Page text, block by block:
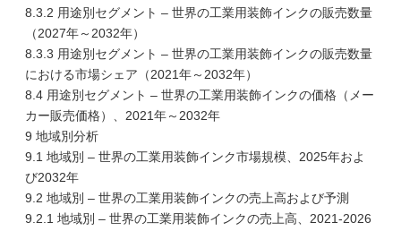
8.3.2 用途別セグメント – 世界の工業用装飾インクの販売数量
（2027年～2032年）
8.3.3 用途別セグメント – 世界の工業用装飾インクの販売数量
における市場シェア（2021年～2032年）
8.4 用途別セグメント – 世界の工業用装飾インクの価格（メー
カー販売価格）、2021年～2032年
9 地域別分析
9.1 地域別 – 世界の工業用装飾インク市場規模、2025年およ
び2032年
9.2 地域別 – 世界の工業用装飾インクの売上高および予測
9.2.1 地域別 – 世界の工業用装飾インクの売上高、2021-2026